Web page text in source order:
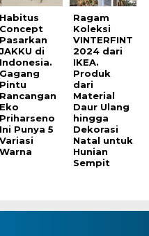
Habitus
Concept
Pasarkan
JAKKU di
Indonesia.
Gagang
Pintu
Rancangan
Eko
Priharseno
Ini Punya 5
Variasi
Warna
Ragam
Koleksi
VINTERFINT
2024 dari
IKEA.
Produk
dari
Material
Daur Ulang
hingga
Dekorasi
Natal untuk
Hunian
Sempit